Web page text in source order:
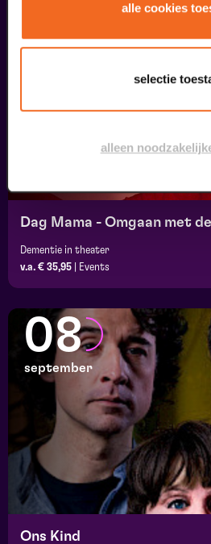
alle cookies
selectie
alleen
Dag Mama - Omgaan met
Dementie in theater
v.a. € 35,95
Events
08
september
Ons Kind